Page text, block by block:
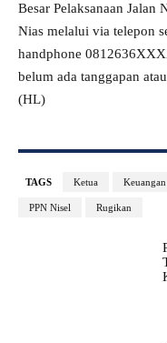
Besar Pelaksanaan Jalan
Nias melalui via telepon
handphone 0812636
belum ada tanggapan
(HL)
TAGS Ketua Keuangan
PPN Nisel Rugikan